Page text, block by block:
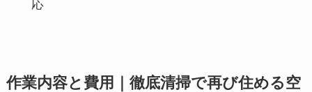
応
作業内容と費用｜徹底清掃で再び住める空